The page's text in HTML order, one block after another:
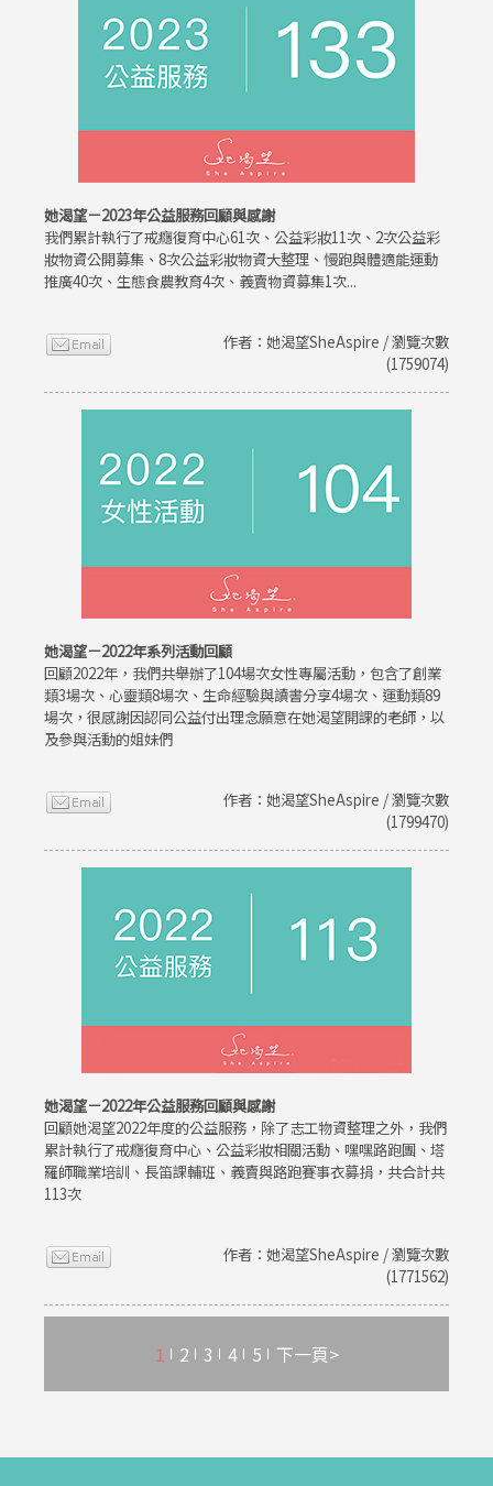
她渴望－2023年公益服務回顧與感謝
我們累計執行了戒癮復育中心61次、公益彩妝11次、2次公益彩
妝物資公開募集、8次公益彩妝物資大整理、慢跑與體適能運動
推廣40次、生態食農教育4次、義賣物資募集1次...
作者：她渴望SheAspire / 瀏覽次數
(1759074)
她渴望－2022年系列活動回顧
回顧2022年，我們共舉辦了104場次女性專屬活動，包含了創業
類3場次、心靈類8場次、生命經驗與讀書分享4場次、運動類89
場次，很感謝因認同公益付出理念願意在她渴望開課的老師，以
及參與活動的姐妹們
作者：她渴望SheAspire / 瀏覽次數
(1799470)
她渴望－2022年公益服務回顧與感謝
回顧她渴望2022年度的公益服務，除了志工物資整理之外，我們
累計執行了戒癮復育中心、公益彩妝相關活動、嘿嘿路跑團、塔
羅師職業培訓、長笛課輔班、義賣與路跑賽事衣募捐，共合計共
113次
作者：她渴望SheAspire / 瀏覽次數
(1771562)
1 2 3 4 5 下一頁>